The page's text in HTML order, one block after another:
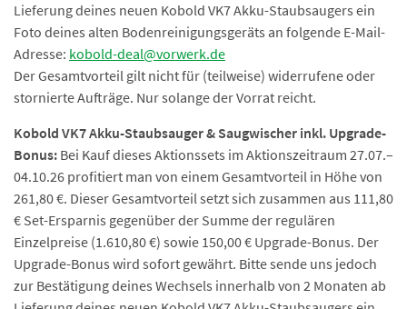
Lieferung deines neuen Kobold VK7 Akku-Staubsaugers ein
Foto deines alten Bodenreinigungsgeräts an folgende E-Mail-
Adresse: kobold-deal@vorwerk.de
Der Gesamtvorteil gilt nicht für (teilweise) widerrufene oder
stornierte Aufträge. Nur solange der Vorrat reicht.
Kobold VK7 Akku-Staubsauger & Saugwischer inkl. Upgrade-
Bonus: Bei Kauf dieses Aktionssets im Aktionszeitraum 27.07.–
04.10.26 profitiert man von einem Gesamtvorteil in Höhe von
261,80 €. Dieser Gesamtvorteil setzt sich zusammen aus 111,80
€ Set-Ersparnis gegenüber der Summe der regulären
Einzelpreise (1.610,80 €) sowie 150,00 € Upgrade-Bonus. Der
Upgrade-Bonus wird sofort gewährt. Bitte sende uns jedoch
zur Bestätigung deines Wechsels innerhalb von 2 Monaten ab